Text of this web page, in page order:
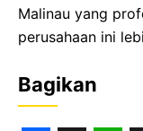
Malinau yang
perusahaan ini
Bagikan